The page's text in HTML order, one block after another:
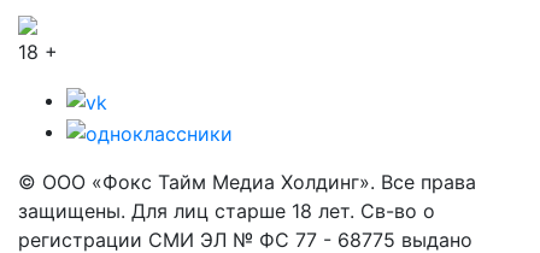
18 +
© ООО «Фокс Тайм Медиа Холдинг». Все права
защищены. Для лиц старше 18 лет. Св-во о
регистрации СМИ ЭЛ № ФС 77 - 68775 выдано